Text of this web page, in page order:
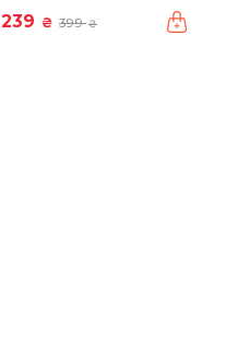
239 ₴ 399₴